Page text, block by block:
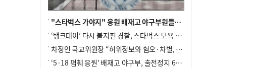
"스타벅스 가야지" 응원 배재고 야구부원들, 학교서 징계 처분
‘탱크데이’ 다시 불지핀 경찰, 스타벅스 모욕 혐의 압수수색
차정인 국교위원장 “허위정보와 혐오·차별, 학교 교실까지 유입"
‘5·18 폄훼 응원’ 배재고 야구부, 출전정지 6개월→1개월 감경